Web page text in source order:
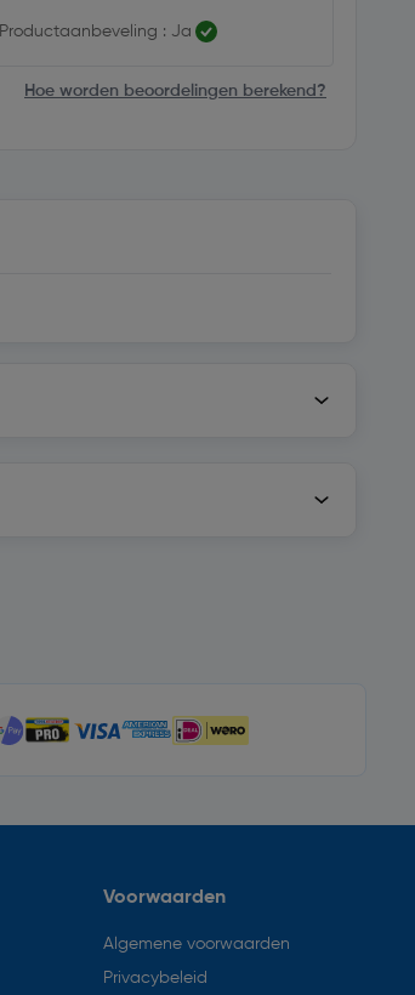
Productaanbeveling : Ja
Hoe worden beoordelingen berekend?
Voorwaarden
Algemene voorwaarden
Privacybeleid